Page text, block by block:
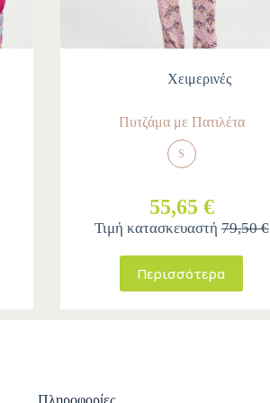
Χειμερινές
Πυτζάμα με Πατιλέτα
S
55,65 €
Τιμή κατασκευαστή79,50 €
Περισσότερα